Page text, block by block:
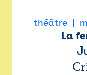
théâtre
La